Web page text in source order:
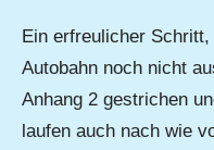
Ein erfreulicher
Autobahn noch nicht
Anhang 2 gestrichen
laufen auch nach wie